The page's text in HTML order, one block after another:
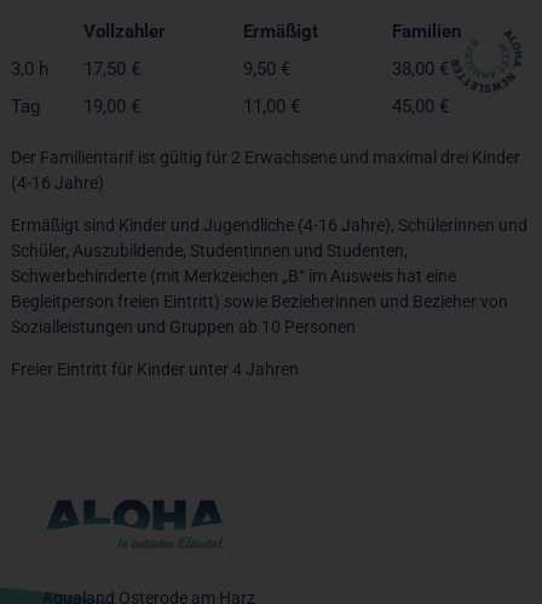
Vollzahler Ermäßigt
Familien
3,0 h
17,50 € 9,50 €
38,00 €
Tag
19,00 € 11,00 € 45,00 €
Der Familientarif ist gültig für 2 Erwachsene und maximal drei Kinder
(4-16 Jahre)
Ermäßigt sind Kinder und Jugendliche (4-16 Jahre), Schülerinnen und
Schüler, Auszubildende, Studentinnen und Studenten,
Schwerbehinderte (mit Merkzeichen „B“ im Ausweis hat eine
Begleitperson freien Eintritt) sowie Bezieherinnen und Bezieher von
Sozialleistungen und Gruppen ab 10 Personen
Freier Eintritt für Kinder unter 4 Jahren
Aqualand Osterode am Harz